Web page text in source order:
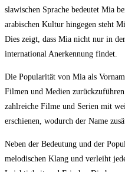
slawischen​ Sprache bedeutet Mia
arabischen Kultur hingegen steht
Dies zeigt, dass Mia nicht nur in​
international Anerkennung findet.
Die Popularität​ von Mia als
Filmen und Medien
zahlreiche Filme und​ Serien⁢ mit
erschienen, wodurch ⁤der ​Name
Neben der Bedeutung und der
melodischen ⁣Klang und verleiht